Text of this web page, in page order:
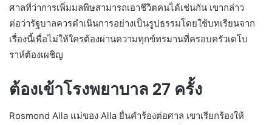
ศาลที่ว่าการเพิ่มมลพิษสามารถเอาชีวิตคนได้เช่นกัน เขากล่าว
ต่อว่ารัฐบาลควรดำเนินการอย่างเป็นรูปธรรมโดยใช้บทเรียนจาก
เรื่องนี้เพื่อไม่ให้ใครต้องผ่านความทุกข์ทรมานที่ครอบครัวเดโบ
ราห์ต้องเผชิญ
ต้องเข้าโรงพยาบาล 27 ครั้ง
Rosmond Alla แม่ของ Alla ยื่นคำร้องต่อศาล เขาเรียกร้องให้